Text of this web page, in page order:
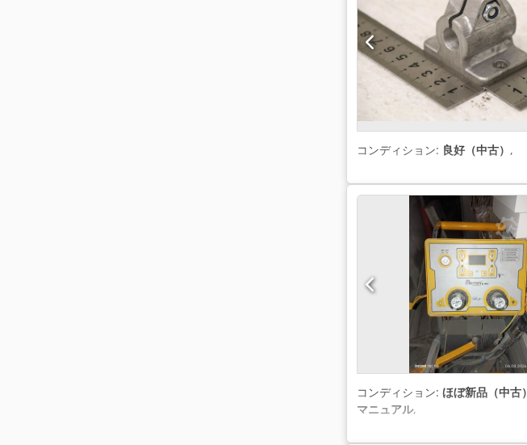
コンディション: 良好（中古） ,
コンディション: ほぼ新品（中古）
マニュアル,